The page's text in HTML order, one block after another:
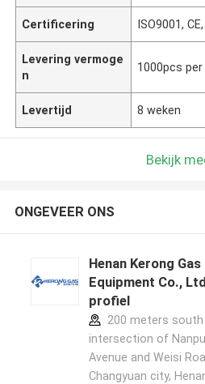
Certificering ISO9001,
Levering vermoge
n
1000pcs per
Levertijd 8 weken
Bekijk
ONGEVEER ONS
Henan Kerong Gas
Equipment Co.,
profiel
200 meters
intersection of
Avenue and Weisi
Changyuan city,